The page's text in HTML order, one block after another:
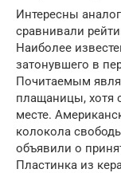
Интересны
сравнивали
Наиболее
затонувшего в
Почитаемым
плащаницы, хотя
месте.
колокола
объявили о
Пластинка из